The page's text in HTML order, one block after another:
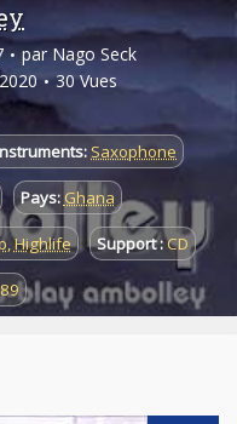
par Nago Seck
30 Vues
Saxophone
Pays: Ghana
,Highlife Support :CD